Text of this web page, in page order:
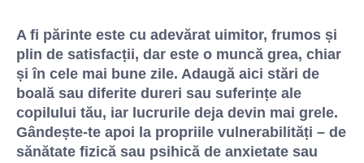
A fi părinte este cu adevărat uimitor, frumos și
plin de satisfacții, dar este o muncă grea, chiar
și în cele mai bune zile. Adaugă aici stări de
boală sau diferite dureri sau suferințe ale
copilului tău, iar lucrurile deja devin mai grele.
Gândește-te apoi la propriile vulnerabilități – de
sănătate fizică sau psihică de anxietate sau